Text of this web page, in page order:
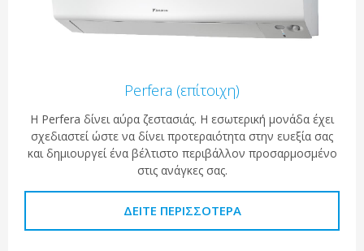
Perfera (επίτοιχη)
Η Perfera δίνει αύρα ζεστασιάς. Η εσωτερική μονάδα έχει
σχεδιαστεί ώστε να δίνει προτεραιότητα στην ευεξία σας
και δημιουργεί ένα βέλτιστο περιβάλλον προσαρμοσμένο
στις ανάγκες σας.
ΔΕΊΤΕ ΠΕΡΙΣΣΌΤΕΡΑ